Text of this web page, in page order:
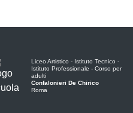
Liceo Artistico - Istituto Tecnico -
Istituto Professionale - Corso per
adulti
Confalonieri De Chirico
Roma